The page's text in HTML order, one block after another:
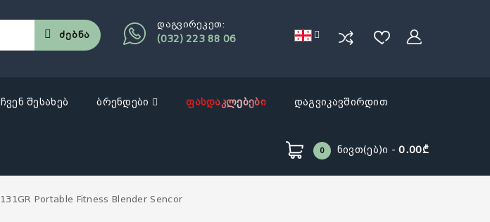
დაგვირეკეთ:
(032) 223 88 06
Ძებნა
ჩვენ შესახებ ბრენდები ფასდაკლებები დაგვიკავშირდით
0 Ნივთ(ებ)ი -0.00₾
Portable Fitness Blender Sencor